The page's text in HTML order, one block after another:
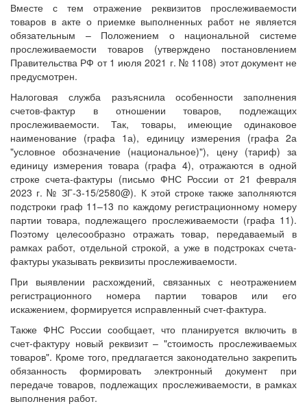
Вместе с тем отражение реквизитов прослеживаемости
товаров в акте о приемке выполненных работ не является
обязательным – Положением о национальной системе
прослеживаемости товаров (утверждено постановлением
Правительства РФ от 1 июля 2021 г. № 1108) этот документ не
предусмотрен.
Налоговая служба разъяснила особенности заполнения
счетов-фактур в отношении товаров, подлежащих
прослеживаемости. Так, товары, имеющие одинаковое
наименование (графа 1а), единицу измерения (графа 2а
"условное обозначение (национальное)"), цену (тариф) за
единицу измерения товара (графа 4), отражаются в одной
строке счета-фактуры (письмо ФНС России от 21 февраля
2023 г. № ЗГ-3-15/2580@). К этой строке также заполняются
подстроки граф 11–13 по каждому регистрационному номеру
партии товара, подлежащего прослеживаемости (графа 11).
Поэтому целесообразно отражать товар, передаваемый в
рамках работ, отдельной строкой, а уже в подстроках счета-
фактуры указывать реквизиты прослеживаемости.
При выявлении расхождений, связанных с неотражением
регистрационного номера партии товаров или его
искажением, формируется исправленный счет-фактура.
Также ФНС России сообщает, что планируется включить в
счет-фактуру новый реквизит – "стоимость прослеживаемых
товаров". Кроме того, предлагается законодательно закрепить
обязанность формировать электронный документ при
передаче товаров, подлежащих прослеживаемости, в рамках
выполнения работ.